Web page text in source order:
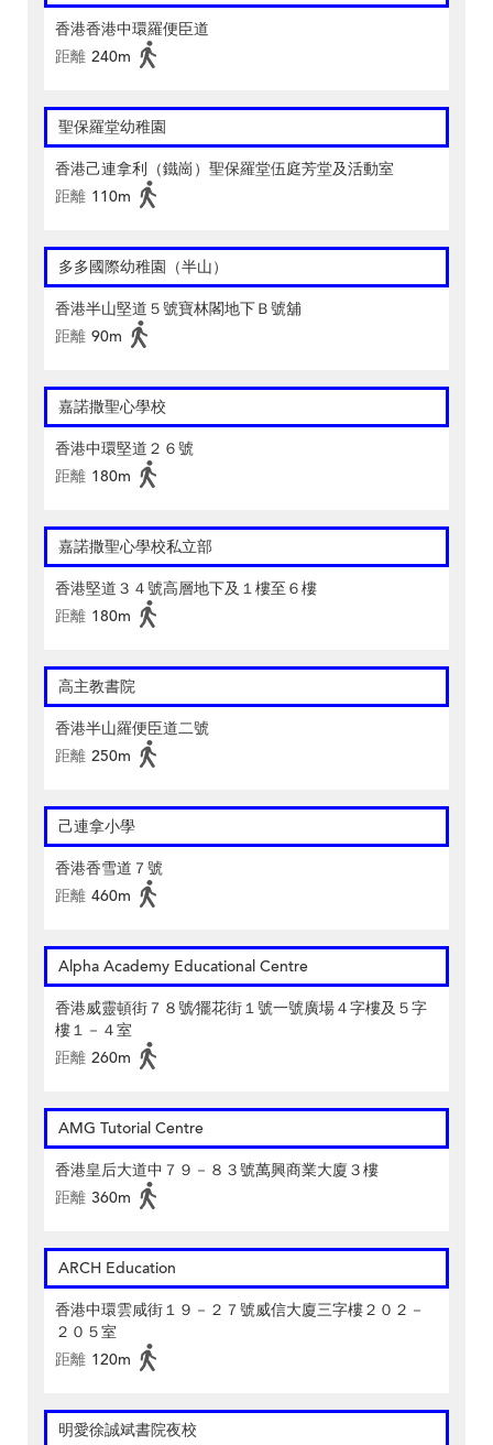
香港香港中環羅便臣道
距離 240m
聖保羅堂幼稚園
香港己連拿利（鐵崗）聖保羅堂伍庭芳堂及活動室
距離 110m
多多國際幼稚園（半山）
香港半山堅道５號寶林閣地下Ｂ號舖
距離 90m
嘉諾撒聖心學校
香港中環堅道２６號
距離 180m
嘉諾撒聖心學校私立部
香港堅道３４號高層地下及１樓至６樓
距離 180m
高主教書院
香港半山羅便臣道二號
距離 250m
己連拿小學
香港香雪道７號
距離 460m
Alpha Academy Educational Centre
香港威靈頓街７８號∕擺花街１號一號廣場４字樓及５字
樓１－４室
距離 260m
AMG Tutorial Centre
香港皇后大道中７９－８３號萬興商業大廈３樓
距離 360m
ARCH Education
香港中環雲咸街１９－２７號威信大廈三字樓２０２－
２０５室
距離 120m
明愛徐誠斌書院夜校